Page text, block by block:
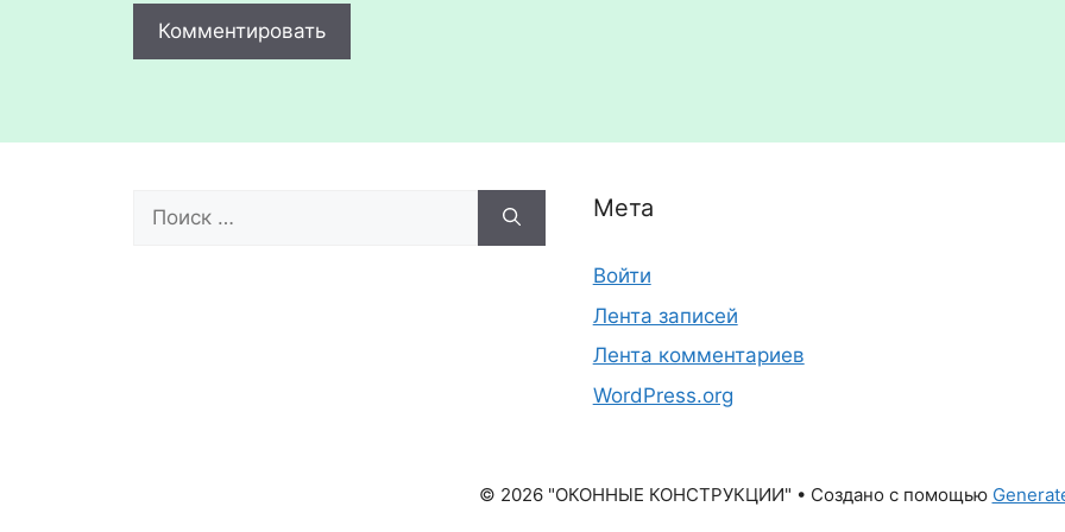
Поиск: Мета
Войти
Лента записей
Лента комментариев
WordPress.org
© 2026 "ОКОННЫЕ КОНСТРУКЦИИ" • Создано с помощью